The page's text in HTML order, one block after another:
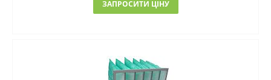
ЗАПРОСИТИ ЦІНУ